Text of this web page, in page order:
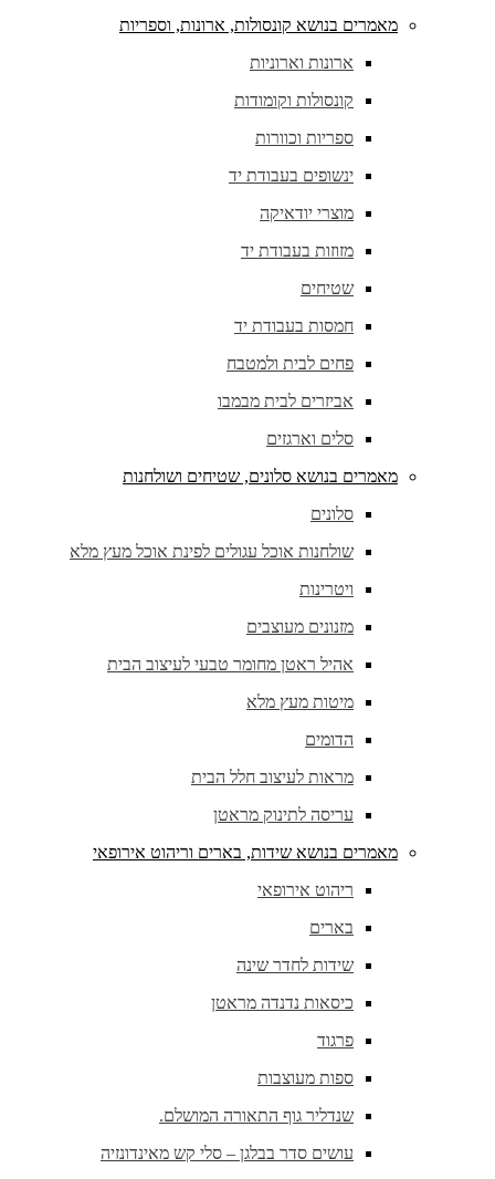
מאמרים בנושא קונסולות, ארונות, וספריות
ארונות וארוניות
קונסולות וקומודות
ספריות וכוורות
ינשופים בעבודת יד
מוצרי יודאיקה
מזוזות בעבודת יד
שטיחים
חמסות בעבודת יד
פחים לבית ולמטבח
אביזרים לבית מבמבו
סלים וארגזים
מאמרים בנושא סלונים, שטיחים ושולחנות
סלונים
שולחנות אוכל עגולים לפינת אוכל מעץ מלא
ויטרינות
מזנונים מעוצבים
אהיל ראטן מחומר טבעי לעיצוב הבית
מיטות מעץ מלא
הדומים
מראות לעיצוב חלל הבית
עריסה לתינוק מראטן
מאמרים בנושא שידות, בארים וריהוט אירופאי
ריהוט אירופאי
בארים
שידות לחדר שינה
כיסאות נדנדה מראטן
פרגוד
ספות מעוצבות
שנדליר גוף התאורה המושלם.
עושים סדר בבלגן – סלי קש מאינדונזיה